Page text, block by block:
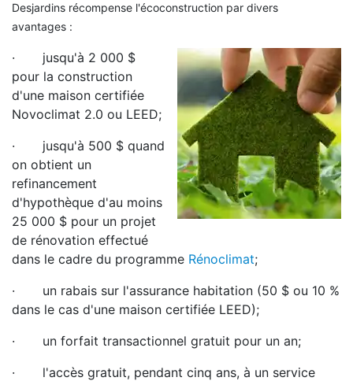
Desjardins récompense l'écoconstruction par divers
avantages :
· jusqu'à 2 000 $
pour la construction
d'une maison certifiée
Novoclimat 2.0 ou LEED;
· jusqu'à 500 $ quand
on obtient un
refinancement
d'hypothèque d'au moins
25 000 $ pour un projet
de rénovation effectué
dans le cadre du programme Rénoclimat;
· un rabais sur l'assurance habitation (50 $ ou 10 %
dans le cas d'une maison certifiée LEED);
· un forfait transactionnel gratuit pour un an;
· l'accès gratuit, pendant cinq ans, à un service